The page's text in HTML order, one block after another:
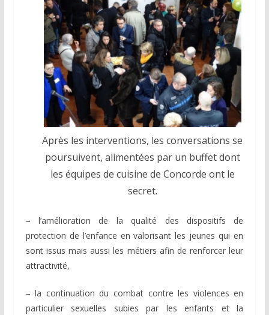
Après les interventions, les conversations se
poursuivent, alimentées par un buffet dont
les équipes de cuisine de Concorde ont le
secret.
– l’amélioration de la qualité des dispositifs de
protection de l’enfance en valorisant les jeunes qui en
sont issus mais aussi les métiers afin de renforcer leur
attractivité,
– la continuation du combat contre les violences en
particulier sexuelles subies par les enfants et la